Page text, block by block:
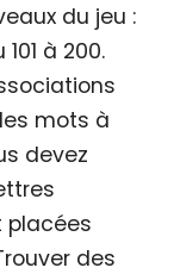
du jeu :
à 200.
mots à
devez
placées
des